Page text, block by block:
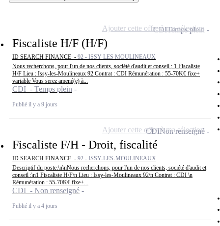
Fiscaliste H/F (H/F)
ID SEARCH FINANCE - 92 - ISSY LES MOULINEAUX
Nous recherchons, pour l'un de nos clients, société d'audit et conseil : 1 Fiscaliste
H/F Lieu : Issy-les-Moulineaux 92 Contrat : CDI Rémunération : 55-70K€ fixe+
variable Vous serez amené(e) à...
CDI - Temps plein
Publié il y a 9 jours
CDITemps plein
Ajouter cette offre à ma sélection
Fiscaliste F/H - Droit, fiscalité
ID SEARCH FINANCE - 92 - ISSY-LES-MOULINEAUX
Descriptif du poste:\n\nNous recherchons, pour l'un de nos clients, société d'audit et
conseil :\n1 Fiscaliste H/F\n Lieu : Issy-les-Moulineaux 92\n Contrat : CDI \n
Rémunération : 55-70K€ fixe+...
CDI - Non renseigné
Publié il y a 4 jours
CDINon renseigné
Ajouter cette offre à ma sélection